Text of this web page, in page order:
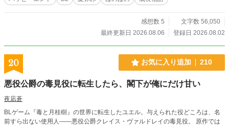
感想数 5
文字数 56,050
最終更新日 2026.08.06
登録日 2026.08.02
20 お気に入り追加 210
悪役公爵の毒見役に転生したら、閣下が俺にだけ甘い
夜凪蒼
BLゲーム『毒と月桂樹』の世界に転生したユエル。与えられた役どころは、名
前すら出ない使用人——悪役公爵クレイス・ヴァルドレイの毒見役。 原作では